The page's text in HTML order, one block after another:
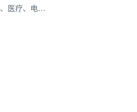
医疗、电商